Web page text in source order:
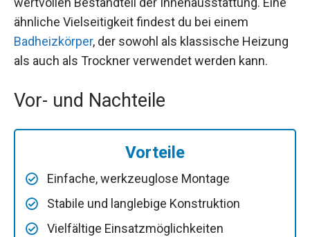
ähnliche Vielseitigkeit findest du bei einem
Badheizkörper, der sowohl als klassische Heizung
als auch als Trockner verwendet werden kann.
Vor- und Nachteile
Vorteile
Einfache, werkzeuglose Montage
Stabile und langlebige Konstruktion
Vielfältige Einsatzmöglichkeiten